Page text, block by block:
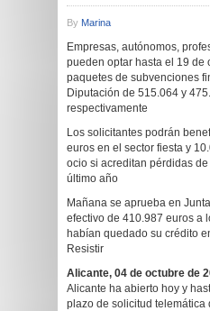
By Marina
Empresas, autónomos,
pueden optar hasta el 19 de
paquetes de subvenciones
Diputación de 515.064 y
respectivamente
Los solicitantes podrán
euros en el sector fiesta y
ocio si acreditan pérdidas de
último año
Mañana se aprueba en
efectivo de 410.987 euros a
habían quedado su crédito
Resistir
Alicante, 04 de octubre de
Alicante ha abierto hoy y
plazo de solicitud telemática